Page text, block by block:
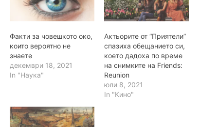
Факти за човешкото око,
които вероятно не
знаете
декември 18, 2021
In "Наука"
Актьорите от “Приятели”
спазиха обещанието си,
което дадоха по време
на снимките на Friends:
Reunion
юли 8, 2021
In "Кино"